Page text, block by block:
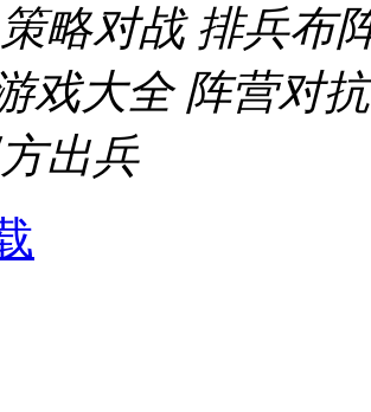
策略对战 排兵布
戏大全 阵营对抗
出兵